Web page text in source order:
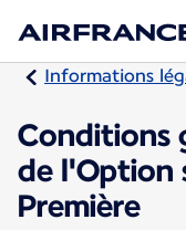
Informations
Conditions
de l'Option
Première